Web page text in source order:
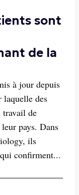
sont
de la
à jour depuis
laquelle des
travail de
pays. Dans
ils
confirment...